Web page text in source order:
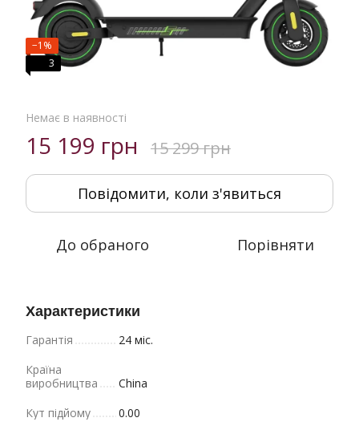
−1%
3
Немає в наявності
15 199 грн 15 299 грн
Повідомити, коли з'явиться
До обраного Порівняти
Характеристики
Гарантія
24 міс.
Країна
виробництва
China
Кут підйому
0.00